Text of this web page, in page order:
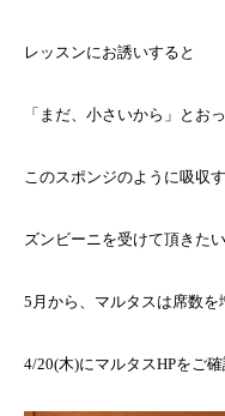
レッスンにお誘いすると
「まだ、小さいから」とお
このスポンジのように吸収
ズンビーニを受けて頂きたい
5月から、マルタスは席数を
4/20(木)にマルタスHPをご確